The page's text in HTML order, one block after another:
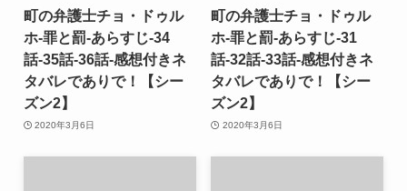
町の弁護士チョ・ドゥル
ホ-罪と罰-あらすじ-34
話-35話-36話-感想付きネ
タバレでありで！【シー
ズン2】
2020年3月6日
町の弁護士チョ・ドゥル
ホ-罪と罰-あらすじ-31
話-32話-33話-感想付きネ
タバレでありで！【シー
ズン2】
2020年3月6日